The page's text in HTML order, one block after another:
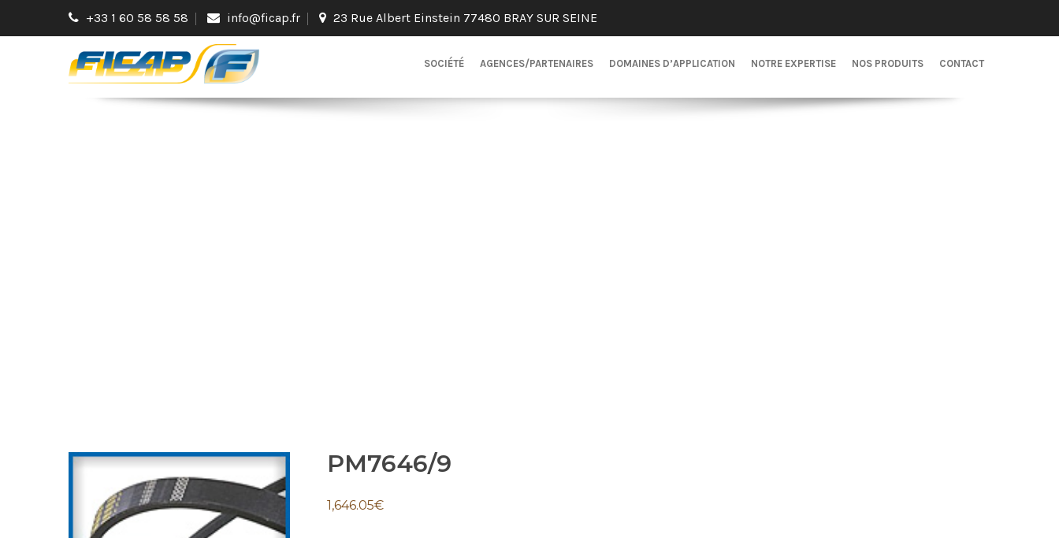
+33 1 60 58 58 58 info@ficap.fr 23 Rue Albert Einstein 77480 BRAY SUR SEINE
SOCIÉTÉ AGENCES/PARTENAIRES DOMAINES D’APPLICATION NOTRE EXPERTISE NOS PRODUITS CONTACT
PM7646/9
1,646.05€